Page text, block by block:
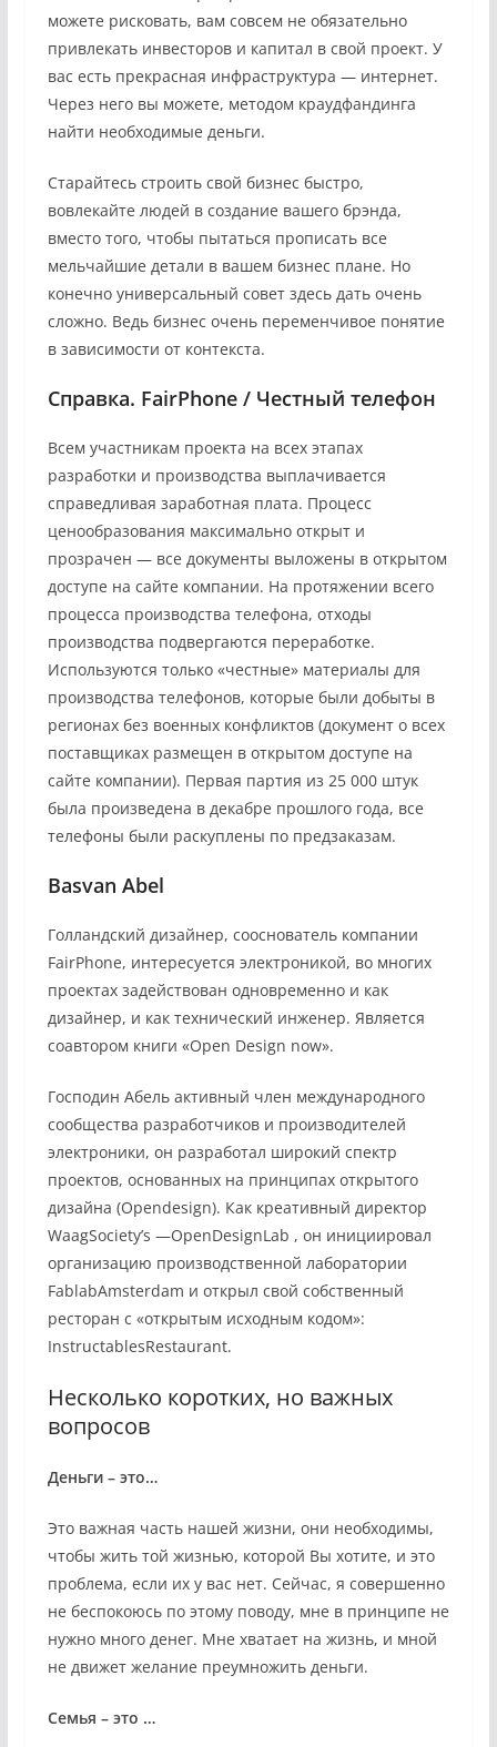
можете рисковать, вам совсем не обязательно
привлекать инвесторов и капитал в свой проект. У
вас есть прекрасная инфраструктура — интернет.
Через него вы можете, методом краудфандинга
найти необходимые деньги.
Старайтесь строить свой бизнес быстро,
вовлекайте людей в создание вашего брэнда,
вместо того, чтобы пытаться прописать все
мельчайшие детали в вашем бизнес плане. Но
конечно универсальный совет здесь дать очень
сложно. Ведь бизнес очень переменчивое понятие
в зависимости от контекста.
Справка. FairPhone / Честный телефон
Всем участникам проекта на всех этапах
разработки и производства выплачивается
справедливая заработная плата. Процесс
ценообразования максимально открыт и
прозрачен — все документы выложены в открытом
доступе на сайте компании. На протяжении всего
процесса производства телефона, отходы
производства подвергаются переработке.
Используются только «честные» материалы для
производства телефонов, которые были добыты в
регионах без военных конфликтов (документ о всех
поставщиках размещен в открытом доступе на
сайте компании). Первая партия из 25 000 штук
была произведена в декабре прошлого года, все
телефоны были раскуплены по предзаказам.
Basvan Abel
Голландский дизайнер, сооснователь компании
FairPhone, интересуется электроникой, во многих
проектах задействован одновременно и как
дизайнер, и как технический инженер. Является
соавтором книги «Open Design now».
Господин Абель активный член международного
сообщества разработчиков и производителей
электроники, он разработал широкий спектр
проектов, основанных на принципах открытого
дизайна (Opendesign). Как креативный директор
WaagSociety’s —OpenDesignLab , он инициировал
организацию производственной лаборатории
FablabAmsterdam и открыл свой собственный
ресторан с «открытым исходным кодом»:
InstructablesRestaurant.
Несколько коротких, но важных
вопросов
Деньги – это…
Это важная часть нашей жизни, они необходимы,
чтобы жить той жизнью, которой Вы хотите, и это
проблема, если их у вас нет. Сейчас, я совершенно
не беспокоюсь по этому поводу, мне в принципе не
нужно много денег. Мне хватает на жизнь, и мной
не движет желание преумножить деньги.
Семья – это …